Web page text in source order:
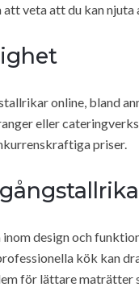
veta att du kan
online, bland
eller
priser.
inom design och
kök kan
för lättare